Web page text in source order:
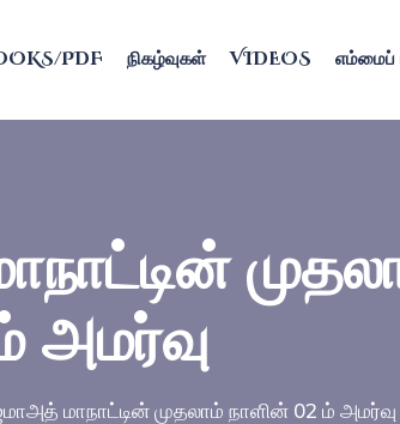
PDF நிகழ்வுகள் VIDEOS எம்மைப்
அமர்வு
மாநாட்டின் முதலாம் நாளின் 02 ம் அமர்வு